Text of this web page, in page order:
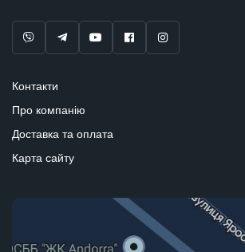
Контакти
Про компанію
Доставка та оплата
Карта сайту